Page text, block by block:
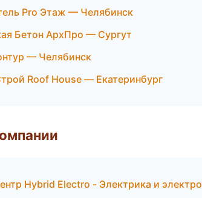
Pro Этаж — Челябинск
Бетон АрхПро — Сургут
— Челябинск
Roof House — Екатеринбург
Hybrid Electro - Электрика и